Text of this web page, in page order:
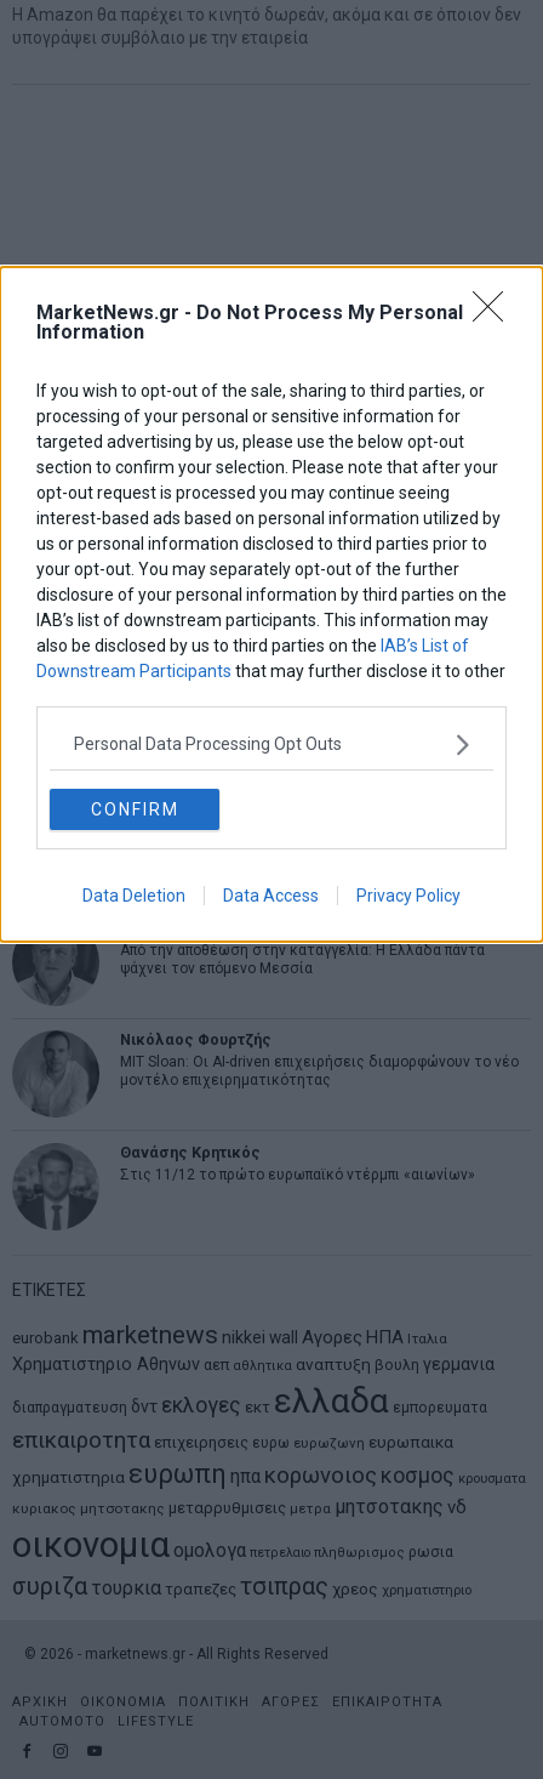
MarketNews.gr - Do Not Process My Personal
Information
If you wish to opt-out of the sale, sharing to third parties, or
processing of your personal or sensitive information for
targeted advertising by us, please use the below opt-out
section to confirm your selection. Please note that after your
opt-out request is processed you may continue seeing
interest-based ads based on personal information utilized by
us or personal information disclosed to third parties prior to
your opt-out. You may separately opt-out of the further
disclosure of your personal information by third parties on the
IAB’s list of downstream participants. This information may
also be disclosed by us to third parties on the IAB’s List of
Downstream Participants that may further disclose it to other
Personal Data Processing Opt Outs
CONFIRM
Data Deletion Data Access Privacy Policy
H Amazon θα παρέχει το κινητό δωρεάν, ακόμα και σε όποιον δεν
υπογράψει συμβόλαιο με την εταιρεία
ΑΡΘΡΟΓΡΑΦΟΙ
Ελευθερία Κούρταλη
Οι «τιμωροί» των ομολόγων επέστρεψαν
Εύη Φραγκάκη
Σταματίνα Σταματάκου
Από την αποθέωση στην καταγγελία: Η Ελλάδα πάντα
ψάχνει τον επόμενο Μεσσία
Νικόλαος Φουρτζής
MIT Sloan: Οι AI-driven επιχειρήσεις διαμορφώνουν το νέο
μοντέλο επιχειρηματικότητας
Θανάσης Κρητικός
Στις 11/12 το πρώτο ευρωπαϊκό ντέρμπι «αιωνίων»
ΕΤΙΚΕΤΕΣ
eurobank marketnews nikkei wall Αγορες ΗΠΑ Ιταλια
Χρηματιστηριο Αθηνων αεπ αθλητικα αναπτυξη βουλη γερμανια
διαπραγματευση δντ εκλογες εκτ ελλαδα εμπορευματα
επικαιροτητα επιχειρησεις ευρω ευρωζωνη ευρωπαικα
χρηματιστηρια ευρωπη ηπα κορωνοιος κοσμος κρουσματα
κυριακος μητσοτακης μεταρρυθμισεις μετρα μητσοτακης νδ
οικονομια ομολογα πετρελαιο πληθωρισμος ρωσια
συριζα τουρκια τραπεζες τσιπρας χρεος χρηματιστηριο
© 2026 - marketnews.gr - All Rights Reserved
ΑΡΧΙΚΗ ΟΙΚΟΝΟΜΙΑ ΠΟΛΙΤΙΚΗ ΑΓΟΡΕΣ
ΕΠΙΚΑΙΡΟΤΗΤΑ
AUTOMOTO
LIFESTYLE